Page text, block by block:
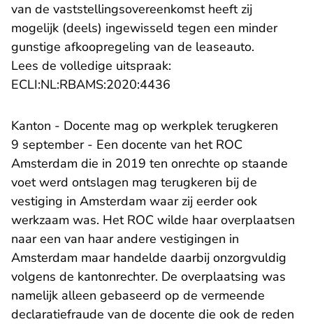
van de vaststellingsovereenkomst heeft zij
mogelijk (deels) ingewisseld tegen een minder
gunstige afkoopregeling van de leaseauto.
Lees de volledige uitspraak:
ECLI:NL:RBAMS:2020:4436
Kanton - Docente mag op werkplek terugkeren
9 september - Een docente van het ROC
Amsterdam die in 2019 ten onrechte op staande
voet werd ontslagen mag terugkeren bij de
vestiging in Amsterdam waar zij eerder ook
werkzaam was. Het ROC wilde haar overplaatsen
naar een van haar andere vestigingen in
Amsterdam maar handelde daarbij onzorgvuldig
volgens de kantonrechter. De overplaatsing was
namelijk alleen gebaseerd op de vermeende
declaratiefraude van de docente die ook de reden